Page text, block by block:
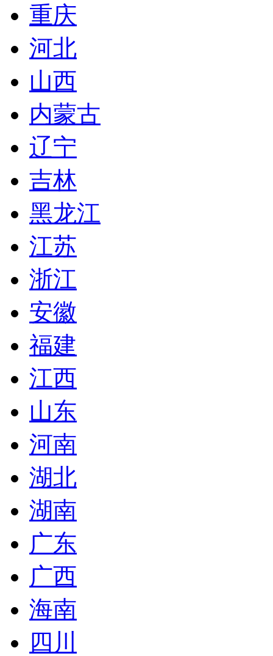
重庆
河北
山西
内蒙古
辽宁
吉林
黑龙江
江苏
浙江
安徽
福建
江西
山东
河南
湖北
湖南
广东
广西
海南
四川